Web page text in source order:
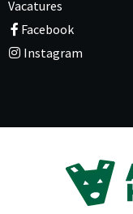
Vacatures
Facebook
Instagram